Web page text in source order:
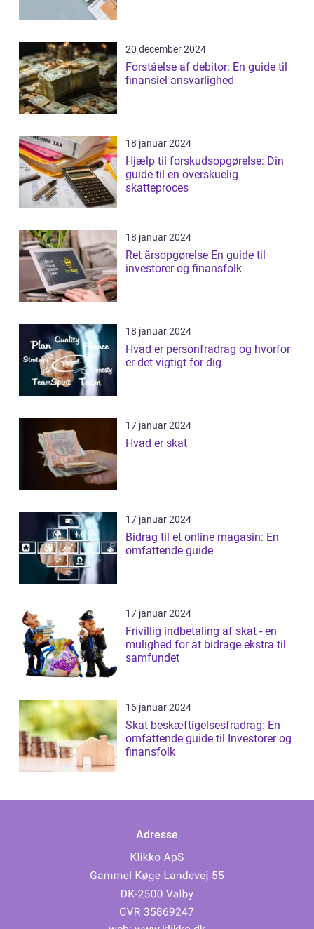
20 december 2024
Forståelse af debitor: En guide til
finansiel ansvarlighed
18 januar 2024
Hjælp til forskudsopgørelse: Din
guide til en overskuelig
skatteproces
18 januar 2024
Ret årsopgørelse En guide til
investorer og finansfolk
18 januar 2024
Hvad er personfradrag og hvorfor
er det vigtigt for dig
17 januar 2024
Hvad er skat
17 januar 2024
Bidrag til et online magasin: En
omfattende guide
17 januar 2024
Frivillig indbetaling af skat - en
mulighed for at bidrage ekstra til
samfundet
16 januar 2024
Skat beskæftigelsesfradrag: En
omfattende guide til Investorer og
finansfolk
Adresse